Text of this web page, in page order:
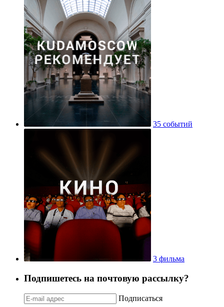
35 событий
3 фильма
Подпишетесь на почтовую рассылку?
Подписаться